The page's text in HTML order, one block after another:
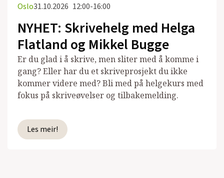
Oslo31.10.2026 12:00-16:00
NYHET: Skrivehelg med Helga
Flatland og Mikkel Bugge
Er du glad i å skrive, men sliter med å komme i
gang? Eller har du et skriveprosjekt du ikke
kommer videre med? Bli med på helgekurs med
fokus på skriveøvelser og tilbakemelding.
Les meir!